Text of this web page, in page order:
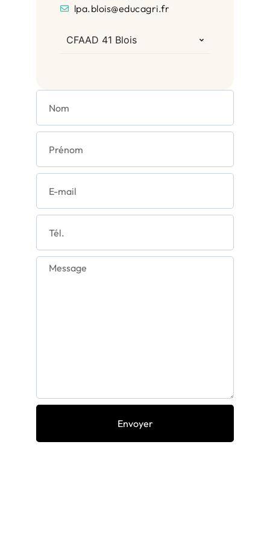
lpa.blois@educagri.fr
CFAAD 41 Blois
Envoyer